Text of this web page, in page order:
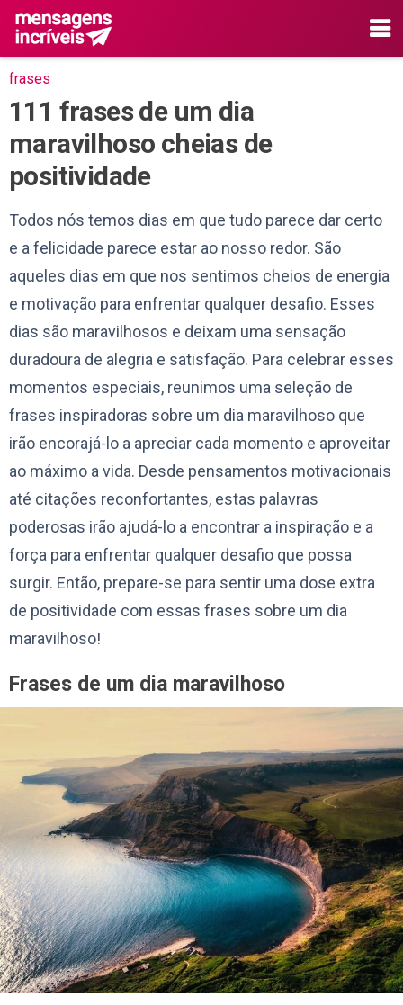
frases
111 frases de um dia
maravilhoso cheias de
positividade
Todos nós temos dias em que tudo parece dar certo
e a felicidade parece estar ao nosso redor. São
aqueles dias em que nos sentimos cheios de energia
e motivação para enfrentar qualquer desafio. Esses
dias são maravilhosos e deixam uma sensação
duradoura de alegria e satisfação. Para celebrar esses
momentos especiais, reunimos uma seleção de
frases inspiradoras sobre um dia maravilhoso que
irão encorajá-lo a apreciar cada momento e aproveitar
ao máximo a vida. Desde pensamentos motivacionais
até citações reconfortantes, estas palavras
poderosas irão ajudá-lo a encontrar a inspiração e a
força para enfrentar qualquer desafio que possa
surgir. Então, prepare-se para sentir uma dose extra
de positividade com essas frases sobre um dia
maravilhoso!
Frases de um dia maravilhoso